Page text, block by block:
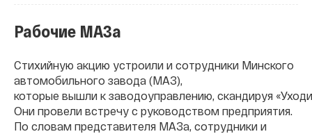
Рабочие МАЗа
Стихийную акцию устроили и сотрудники Минского
автомобильного завода (МАЗ),
которые вышли к заводоуправлению, скандируя
Они провели встречу с руководством предприятия.
По словам представителя МАЗа, сотрудники и